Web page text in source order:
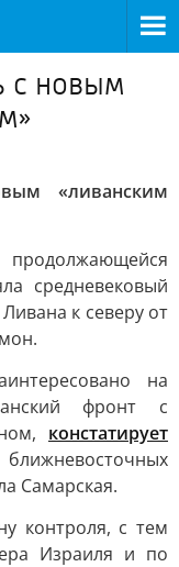
с новым
«ливанским
средневековый
к северу от
на
фронт с
констатирует
Самарская.
контроля, с тем
Израиля и по